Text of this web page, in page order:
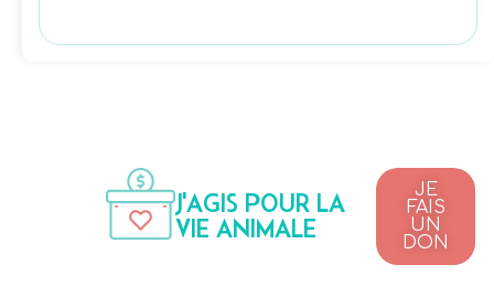
J'AGIS POUR LA
VIE ANIMALE
JE
FAIS
UN
DON